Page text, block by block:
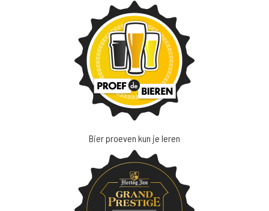
Bier proeven kun je leren